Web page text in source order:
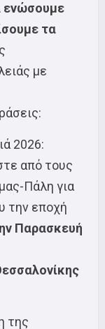
ενώσουμε
τα
με
2026:
από τους
Πάλη για
την εποχή
Παρασκευή
της